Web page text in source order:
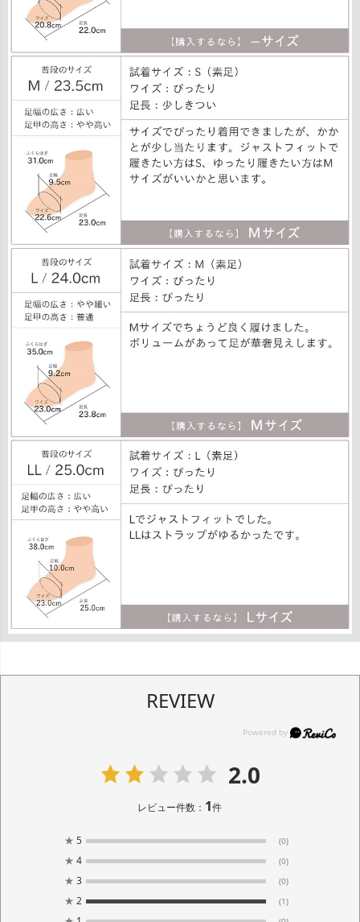
REVIEW
2.0
レビュー件数： 1件
★ 5 (0)
★ 4 (0)
★ 3 (0)
★ 2 (1)